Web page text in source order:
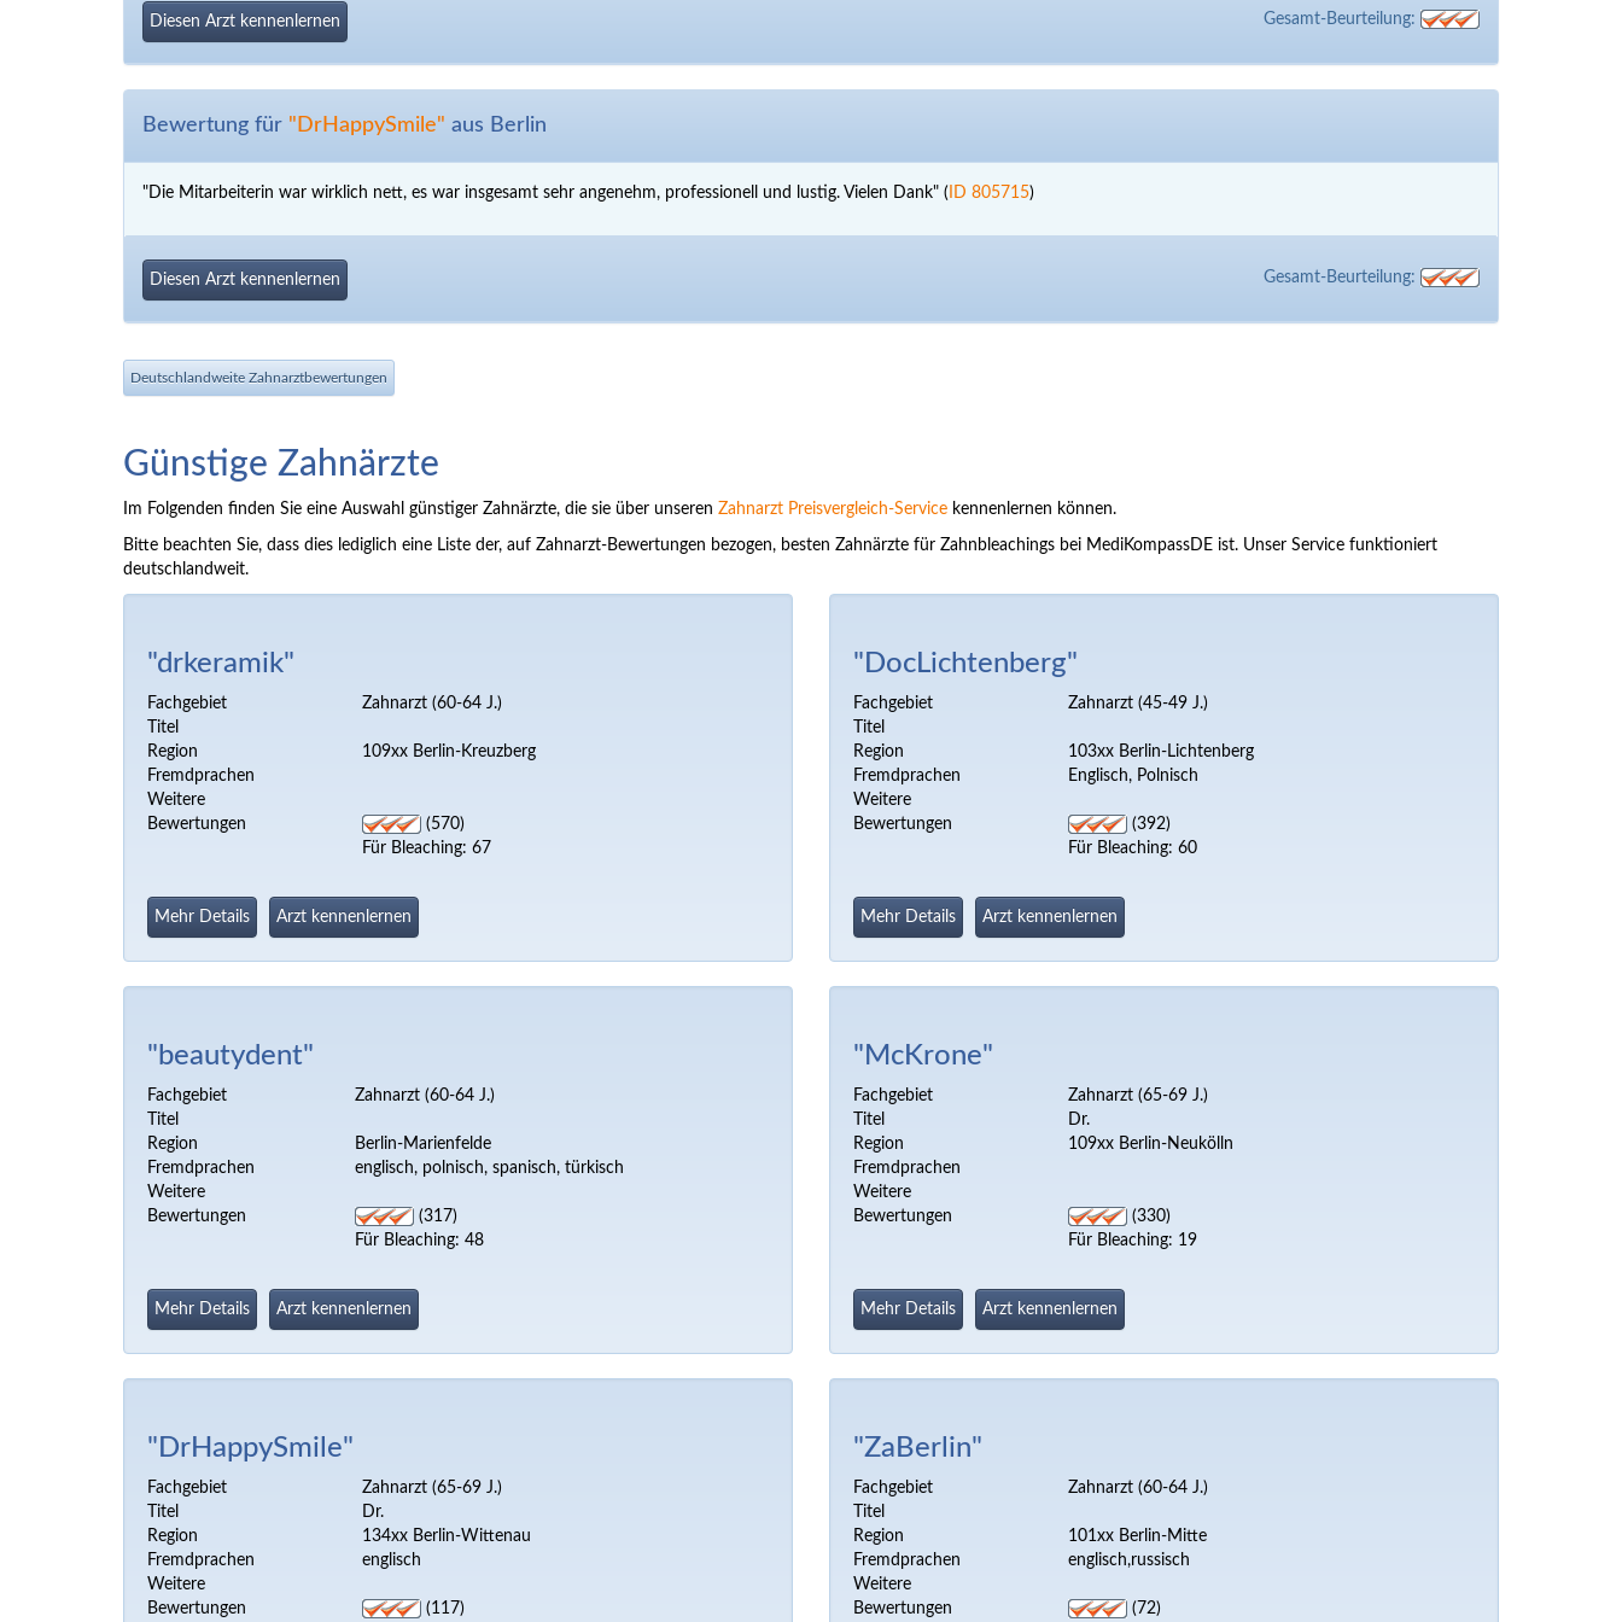
Diesen Arzt kennenlernen Gesamt-Beurteilung:
Bewertung für "DrHappySmile" aus Berlin
"Die Mitarbeiterin war wirklich nett, es war insgesamt sehr angenehm, professionell und lustig. Vielen Dank" ( ID 805715)
Diesen Arzt kennenlernen Gesamt-Beurteilung:
Deutschlandweite Zahnarztbewertungen
Günstige Zahnärzte
Im Folgenden finden Sie eine Auswahl günstiger Zahnärzte, die sie über unseren Zahnarzt Preisvergleich-Service kennenlernen können.
Bitte beachten Sie, dass dies lediglich eine Liste der, auf Zahnarzt-Bewertungen bezogen, besten Zahnärzte für Zahnbleachings bei MediKompassDE ist. Unser Service funktioniert
deutschlandweit.
"drkeramik"
Fachgebiet
Zahnarzt (60-64 J.)
Titel
Region
109xx Berlin-Kreuzberg
Fremdprachen
Weitere
Bewertungen
(570)
Für Bleaching: 67
Mehr Details Arzt kennenlernen
"DocLichtenberg"
Fachgebiet
Zahnarzt (45-49 J.)
Titel
Region
103xx Berlin-Lichtenberg
Fremdprachen
Englisch, Polnisch
Weitere
Bewertungen
(392)
Für Bleaching: 60
Mehr Details Arzt kennenlernen
"beautydent"
Fachgebiet
Zahnarzt (60-64 J.)
Titel
Region
Berlin-Marienfelde
Fremdprachen
englisch, polnisch, spanisch, türkisch
Weitere
Bewertungen
(317)
Für Bleaching: 48
Mehr Details Arzt kennenlernen
"McKrone"
Fachgebiet
Zahnarzt (65-69 J.)
Titel
Dr.
Region
109xx Berlin-Neukölln
Fremdprachen
Weitere
Bewertungen
(330)
Für Bleaching: 19
Mehr Details Arzt kennenlernen
"DrHappySmile"
Fachgebiet
Zahnarzt (65-69 J.)
Titel
Dr.
Region
134xx Berlin-Wittenau
Fremdprachen
englisch
Weitere
Bewertungen
(117)
"ZaBerlin"
Fachgebiet
Zahnarzt (60-64 J.)
Titel
Region
101xx Berlin-Mitte
Fremdprachen
englisch,russisch
Weitere
Bewertungen
(72)